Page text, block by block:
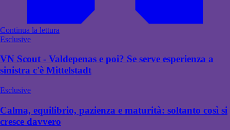
Continua la lettura
Esclusive
VN Scout - Valdepenas e poi? Se serve esperienza a
sinistra c'è Mittelstadt
Esclusive
Calma, equilibrio, pazienza e maturità: soltanto così si
cresce davvero